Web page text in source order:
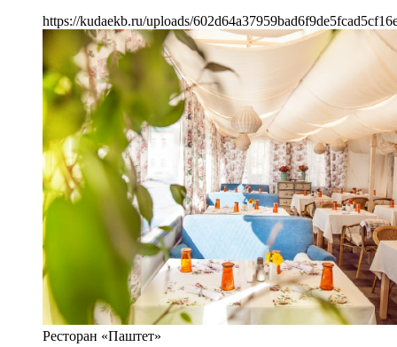
https://kudaekb.ru/uploads/
Ресторан «Паштет»